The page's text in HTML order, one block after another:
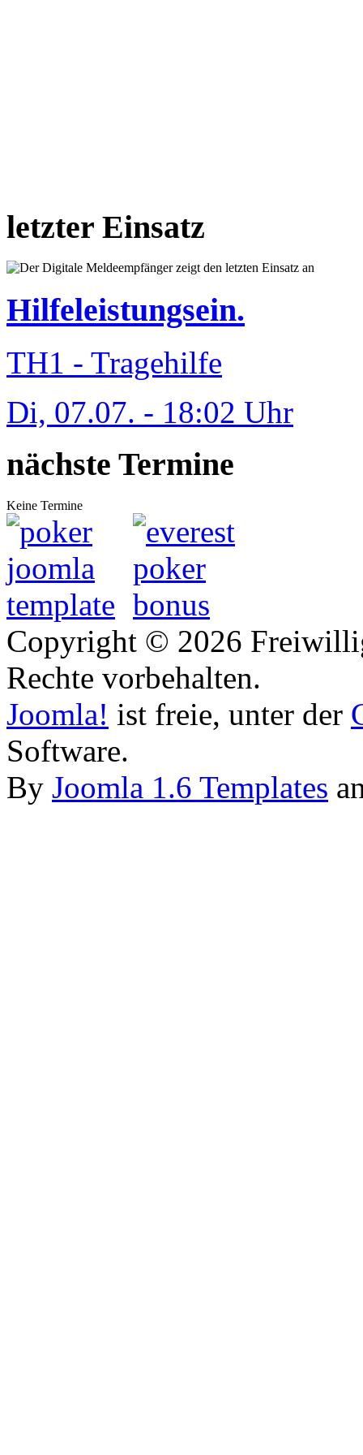
letzter Einsatz
Hilfeleistungsein.
TH1 - Tragehilfe
Di, 07.07. - 18:02 Uhr
nächste Termine
Keine Termine
Copyright © 2026
Rechte vorbehalten.
Joomla! ist freie, unter der
Software.
By Joomla 1.6 Templates